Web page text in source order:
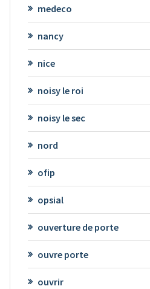
medeco
nancy
nice
noisy le roi
noisy le sec
nord
ofip
opsial
ouverture de porte
ouvre porte
ouvrir